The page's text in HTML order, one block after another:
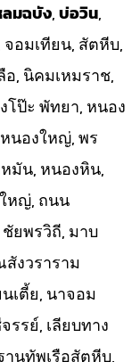
มฉบัง,บ่อวิน,
อมเทียน, สัตหีบ,
อ, นิคมเหมราช,
ป๊ะ พัทยา, หนอง
นองใหญ่, พร
มัน, หนองหิน,
หญ่, ถนน
ยพรวิถี, มาบ
งวราราม
เตี้ย, นาจอม
รรย์, เลียบทาง
านทัพเรือสัตหีบ,